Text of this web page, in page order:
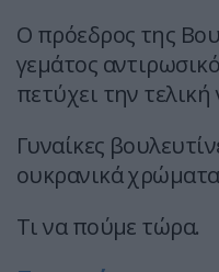
Ο πρόεδρος της
γεμάτος
πετύχει την τελική
Γυναίκες
ουκρανικά
Τι να πούμε τώρα.